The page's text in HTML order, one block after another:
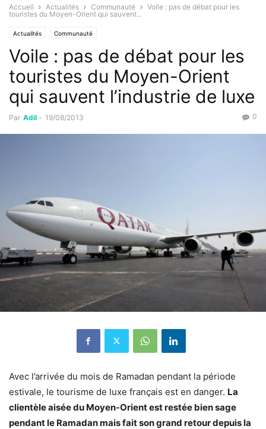
Accueil Actualités Communauté
Voile : pas de débat pour les
touristes du Moyen-Orient qui sauvent...
Actualités Communauté
Voile : pas de débat pour les
touristes du Moyen-Orient
qui sauvent l’industrie de luxe
Par Adil - 19/08/2013 0
Avec l’arrivée du mois de Ramadan pendant la période
estivale, le tourisme de luxe français est en danger. La
clientèle aisée du Moyen-Orient est restée bien sage
pendant le Ramadan mais fait son grand retour depuis la